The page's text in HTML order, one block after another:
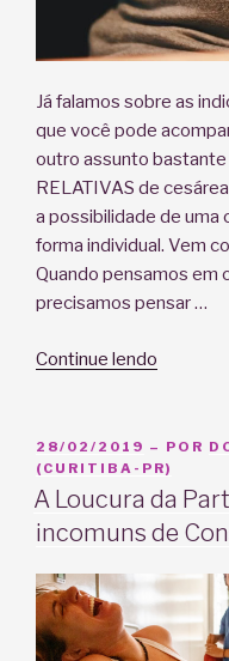
Já falamos sobre as
que você pode
outro assunto
RELATIVAS de
a possibilidade de uma
forma individual. Vem
Quando pensamos em
precisamos pensar …
Continue lendo
–
Parte
II”
PUBLICADO
EM
28/02/2019 – POR
(CURITIBA-PR)
A Loucura da
incomuns de